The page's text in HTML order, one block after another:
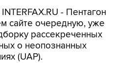
- Пентагон
сайте очередную, уже
рассекреченных
о неопознанных
(UAP).